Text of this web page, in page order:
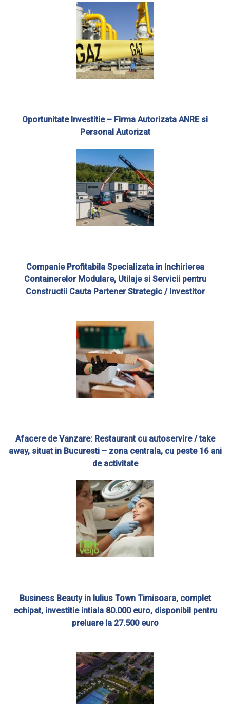
Oportunitate Investitie – Firma Autorizata ANRE si
Personal Autorizat
Companie Profitabila Specializata in Inchirierea
Containerelor Modulare, Utilaje si Servicii pentru
Constructii Cauta Partener Strategic / Investitor
Afacere de Vanzare: Restaurant cu autoservire / take
away, situat in Bucuresti – zona centrala, cu peste 16 ani
de activitate
Business Beauty in Iulius Town Timisoara, complet
echipat, investitie intiala 80.000 euro, disponibil pentru
preluare la 27.500 euro